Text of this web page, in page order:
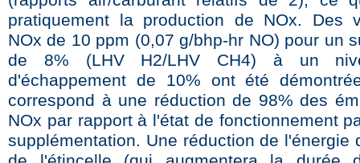
pratiquement la production de NOx. Des
NOx de 10 ppm (0,07 g/bhp-hr NO) pour un
de 8% (LHV H2/LHV CH4) à un
d'échappement de 10% ont été
correspond à une réduction de 98% des
NOx par rapport à l'état de fonctionnement
supplémentation. Une réduction de l'énergie